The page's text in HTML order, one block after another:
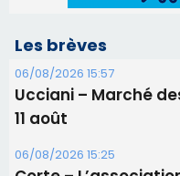
Alata - Soirée
Benedetto
05/08/2026 09:53
Biguglia : messe de
procession le 14 août